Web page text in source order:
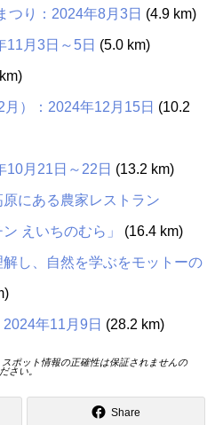
つり：2024年8月3日 (4.9 km)
11月3日～5日 (5.0 km)
）：2024年12月15日 (10.2
10月21日～22日 (13.2 km)
にある農家レストラン
えいちのむら」 (16.4 km)
し、自然を学ぶをモットーの
年11月9日 (28.2 km)
ポット情報の正確性は保証されませんの
さい。
Share